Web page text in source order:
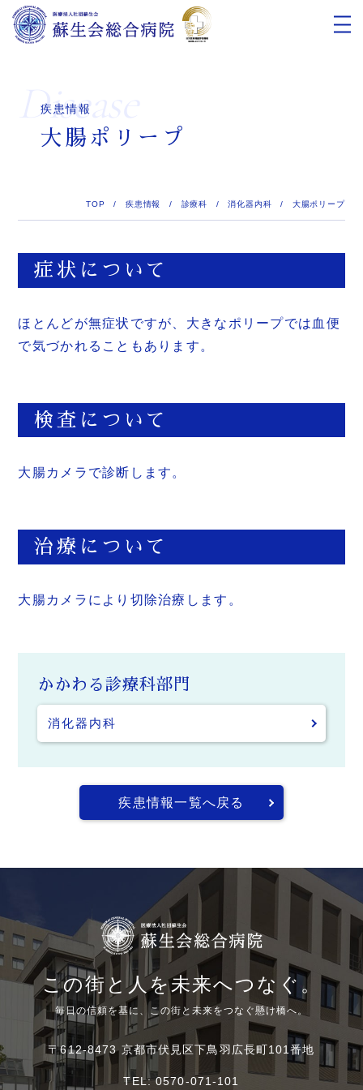
Disease
疾患情報
大腸ポリープ
TOP / 疾患情報 / 診療科 /消化器内科 / 大腸ポリープ
症状について
ほとんどが無症状ですが、大きなポリープでは血便
で気づかれることもあります。
検査について
大腸カメラで診断します。
治療について
大腸カメラにより切除治療します。
かかわる診療科部門
消化器内科
疾患情報一覧へ戻る
この街と人を未来へつなぐ。
毎日の信頼を基に、この街と未来をつなぐ懸け橋へ。
〒612-8473 京都市伏見区下鳥羽広長町101番地
TEL:0570-071-101